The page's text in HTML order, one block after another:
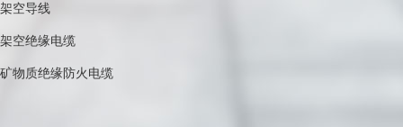
架空导线
架空绝缘电缆
矿物质绝缘防火电缆